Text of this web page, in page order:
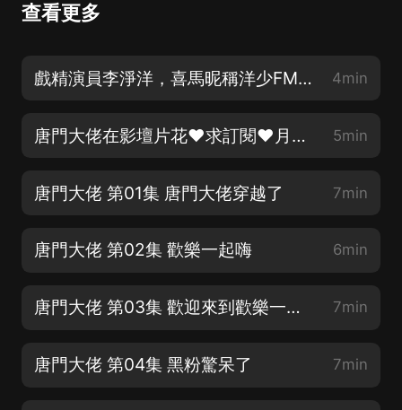
查看更多
戲精演員李淨洋，喜馬昵稱洋少FM的精分自白【追書前必聽！】 4min
唐門大佬在影壇片花❤求訂閱❤月票❤點讚 5min
唐門大佬 第01集 唐門大佬穿越了 7min
唐門大佬 第02集 歡樂一起嗨 6min
唐門大佬 第03集 歡迎來到歡樂一起嗨 7min
唐門大佬 第04集 黑粉驚呆了 7min